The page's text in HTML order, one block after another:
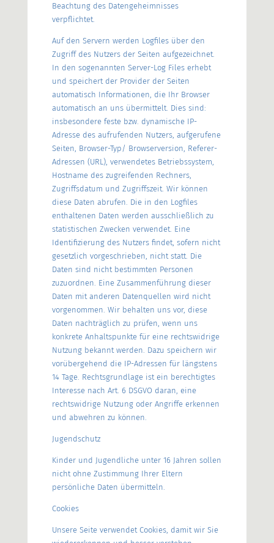
Beachtung des Datengeheimnisses
verpflichtet.
Auf den Servern werden Logfiles über den
Zugriff des Nutzers der Seiten aufgezeichnet.
In den sogenannten Server-Log Files erhebt
und speichert der Provider der Seiten
automatisch Informationen, die Ihr Browser
automatisch an uns übermittelt. Dies sind:
insbesondere feste bzw. dynamische IP-
Adresse des aufrufenden Nutzers, aufgerufene
Seiten, Browser-Typ/ Browserversion, Referer-
Adressen (URL), verwendetes Betriebssystem,
Hostname des zugreifenden Rechners,
Zugriffsdatum und Zugriffszeit. Wir können
diese Daten abrufen. Die in den Logfiles
enthaltenen Daten werden ausschließlich zu
statistischen Zwecken verwendet. Eine
Identifizierung des Nutzers findet, sofern nicht
gesetzlich vorgeschrieben, nicht statt. Die
Daten sind nicht bestimmten Personen
zuzuordnen. Eine Zusammenführung dieser
Daten mit anderen Datenquellen wird nicht
vorgenommen. Wir behalten uns vor, diese
Daten nachträglich zu prüfen, wenn uns
konkrete Anhaltspunkte für eine rechtswidrige
Nutzung bekannt werden. Dazu speichern wir
vorübergehend die IP-Adressen für längstens
14 Tage. Rechtsgrundlage ist ein berechtigtes
Interesse nach Art. 6 DSGVO daran, eine
rechtswidrige Nutzung oder Angriffe erkennen
und abwehren zu können.
Jugendschutz
Kinder und Jugendliche unter 16 Jahren sollen
nicht ohne Zustimmung Ihrer Eltern
persönliche Daten übermitteln.
Cookies
Unsere Seite verwendet Cookies, damit wir Sie